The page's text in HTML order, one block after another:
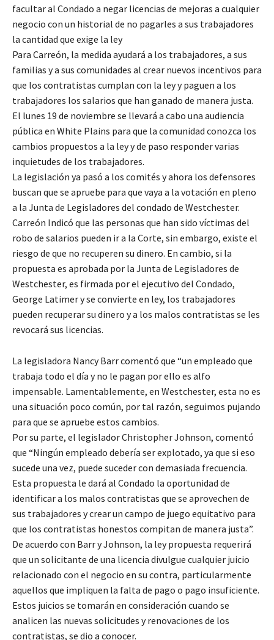
facultar al Condado a negar licencias de mejoras a cualquier
negocio con un historial de no pagarles a sus trabajadores
la cantidad que exige la ley
Para Carreón, la medida ayudará a los trabajadores, a sus
familias y a sus comunidades al crear nuevos incentivos para
que los contratistas cumplan con la ley y paguen a los
trabajadores los salarios que han ganado de manera justa.
El lunes 19 de noviembre se llevará a cabo una audiencia
pública en White Plains para que la comunidad conozca los
cambios propuestos a la ley y de paso responder varias
inquietudes de los trabajadores.
La legislación ya pasó a los comités y ahora los defensores
buscan que se apruebe para que vaya a la votación en pleno
a la Junta de Legisladores del condado de Westchester.
Carreón Indicó que las personas que han sido víctimas del
robo de salarios pueden ir a la Corte, sin embargo, existe el
riesgo de que no recuperen su dinero. En cambio, si la
propuesta es aprobada por la Junta de Legisladores de
Westchester, es firmada por el ejecutivo del Condado,
George Latimer y se convierte en ley, los trabajadores
pueden recuperar su dinero y a los malos contratistas se les
revocará sus licencias.
La legisladora Nancy Barr comentó que “un empleado que
trabaja todo el día y no le pagan por ello es alfo
impensable. Lamentablemente, en Westchester, esta no es
una situación poco común, por tal razón, seguimos pujando
para que se apruebe estos cambios.
Por su parte, el legislador Christopher Johnson, comentó
que “Ningún empleado debería ser explotado, ya que si eso
sucede una vez, puede suceder con demasiada frecuencia.
Esta propuesta le dará al Condado la oportunidad de
identificar a los malos contratistas que se aprovechen de
sus trabajadores y crear un campo de juego equitativo para
que los contratistas honestos compitan de manera justa”.
De acuerdo con Barr y Johnson, la ley propuesta requerirá
que un solicitante de una licencia divulgue cualquier juicio
relacionado con el negocio en su contra, particularmente
aquellos que impliquen la falta de pago o pago insuficiente.
Estos juicios se tomarán en consideración cuando se
analicen las nuevas solicitudes y renovaciones de los
contratistas, se dio a conocer.